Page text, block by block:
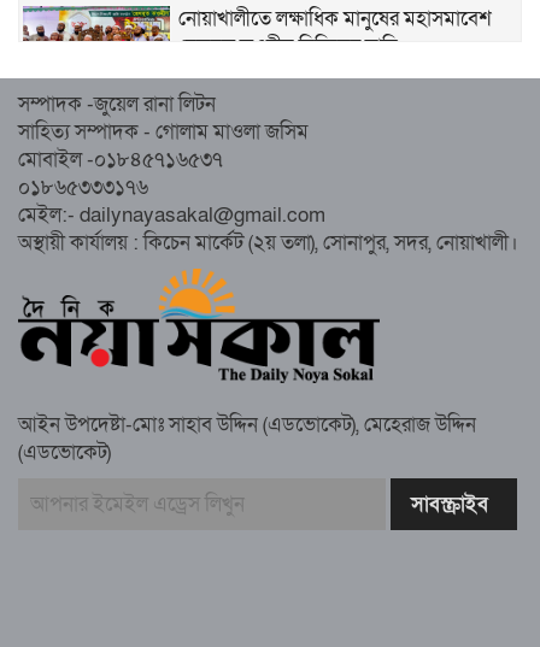
নোয়াখালীতে লক্ষাধিক মানুষের মহাসমাবেশ
হেজবুত তওহীদ নিষিদ্ধের দাবি
নোয়াখালীতে ইসলামী মহাসমাবেশের প্রস্তুতি
সম্পন্ন, অংশ নেবেন লক্ষাধিক মানুষ
নোয়াখালীতে ইসলামী ছাত্রশিবিরের ‘অদম্য
জুলাই’ মিছিল
সুবর্ণচরে মায়ের অভিযোগে সাবেক ভাইস
চেয়ারম্যান গ্রেপ্তার
স্মরণ সভায় মিলাদ ও দোয়া
সম্পাদক -জুয়েল রানা লিটন
সাহিত্য সম্পাদক - গোলাম মাওলা জসিম
মোবাইল -০১৮৪৫৭১৬৫৩৭
০১৮৬৫৩৩৩১৭৬
মেইল:- dailynayasakal@gmail.com
অস্থায়ী কার্যালয় : কিচেন মার্কেট (২য় তলা), সোনাপুর, সদর, নোয়াখালী।
আইন উপদেষ্টা-মোঃ সাহাব উদ্দিন (এডভোকেট), মেহেরাজ উদ্দিন
(এডভোকেট)